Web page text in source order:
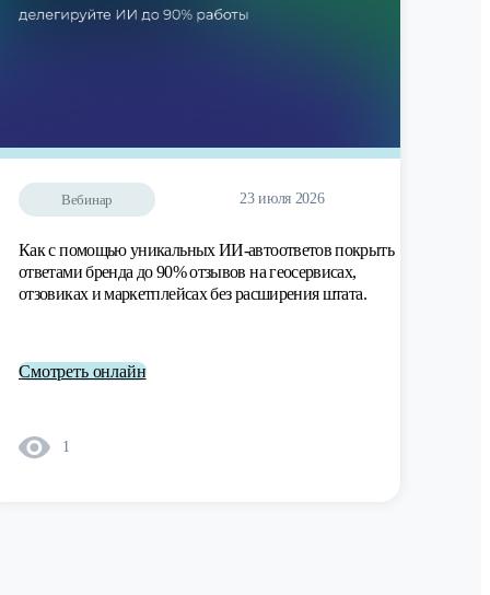
Вебинар 23 июля 2026
Как с помощью уникальных ИИ-автоответов покрыть
ответами бренда до 90% отзывов на геосервисах,
отзовиках и маркетплейсах без расширения штата.
Смотреть онлайн
1